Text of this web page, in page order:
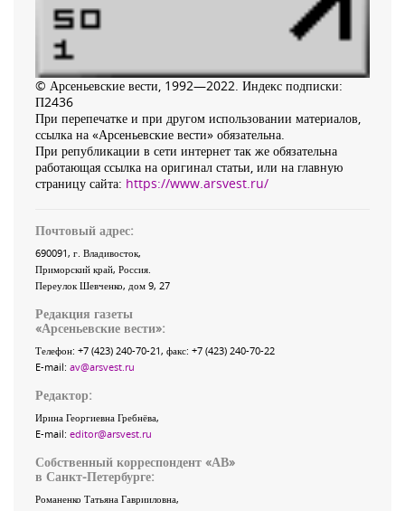
© Арсеньевские вести, 1992—2022. Индекс подписки:
П2436
При перепечатке и при другом использовании материалов,
ссылка на «Арсеньевские вести» обязательна.
При републикации в сети интернет так же обязательна
работающая ссылка на оригинал статьи, или на главную
страницу сайта: https://www.arsvest.ru/
Почтовый адрес:
690091, г. Владивосток,
Приморский край, Россия
Переулок Шевченко, дом 9, 27
Редакция газеты
«Арсеньевские вести»:
Телефон: +7 (423) 240-70-21, факс: +7 (423) 240-70-22
E-mail: av@arsvest.ru
Редактор:
Ирина Георгиевна Гребнёва,
E-mail: editor@arsvest.ru
Собственный корреспондент «АВ»
в Санкт-Петербурге:
Романенко Татьяна Гаврииловна,